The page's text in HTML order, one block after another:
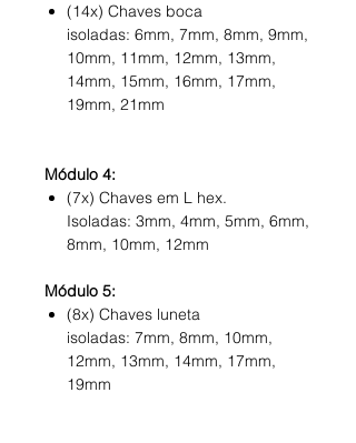
(14x) Chaves boca
isoladas: 6mm, 7mm, 8mm, 9mm,
10mm, 11mm, 12mm, 13mm,
14mm, 15mm, 16mm, 17mm,
19mm, 21mm
Módulo 4:
(7x) Chaves em L hex.
Isoladas: 3mm, 4mm, 5mm, 6mm,
8mm, 10mm, 12mm
Módulo 5:
(8x) Chaves luneta
isoladas: 7mm, 8mm, 10mm,
12mm, 13mm, 14mm, 17mm,
19mm